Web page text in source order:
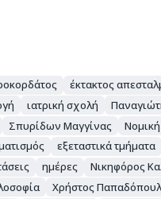
έκτακτος
ιατρική σχολή
Σπυρίδων Μαγγίνας
εξεταστικά τμήματα
ημέρες Νικηφόρος
Χρήστος